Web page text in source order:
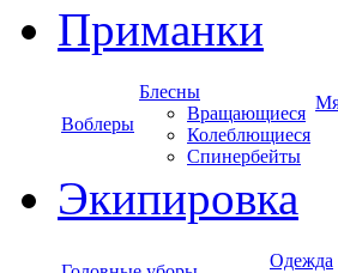
Приманки
Воблеры
Блесны
Вращающиеся
Колеблющиеся
Спинербейты
Экипировка
Одежда